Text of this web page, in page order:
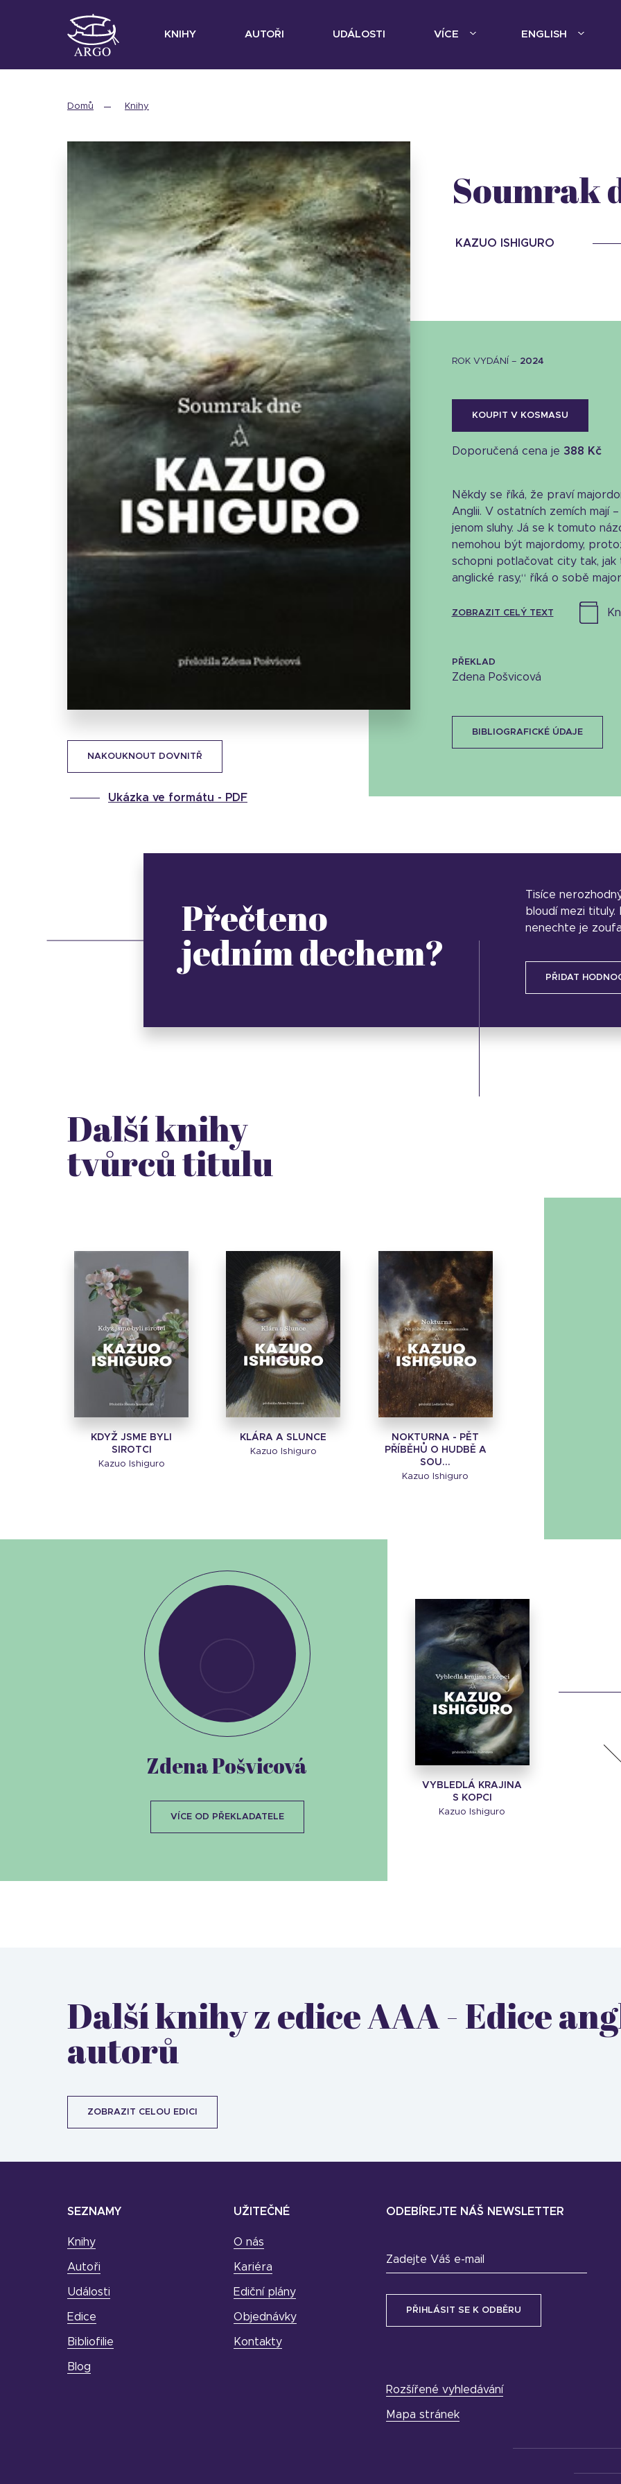
KNIHY AUTOŘI UDÁLOSTI VÍCE ENGLISH
Domů Knihy
Stáhnout obálku
17.68 KB
NAKOUKNOUT DOVNITŘ
Ukázka ve formátu - PDF
Soumrak
KAZUO ISHIGURO
ROK VYDÁNÍ – 2024
KOUPIT V KOSMASU
Doporučená cena je 388 Kč
Někdy se říká, že praví
Anglii. V ostatních zemích mají
jenom sluhy. Já se k tomuto
nemohou být majordomy,
schopni potlačovat city tak, jak
anglické rasy,“ říká o sobě
ZOBRAZIT CELÝ TEXT
PŘEKLAD
Zdena Pošvicová
BIBLIOGRAFICKÉ ÚDAJE
Přečteno
jedním dechem?
Tisíce
bloudí mezi
nenechte je
PŘIDAT
Další knihy
tvůrců titulu
KDYŽ JSME BYLI
SIROTCI
Kazuo Ishiguro
KLÁRA A SLUNCE
Kazuo Ishiguro
NOKTURNA - PĚT
PŘÍBĚHŮ O HUDBĚ A
SOU...
Kazuo Ishiguro
VYBLEDLÁ KRAJINA
S KOPCI
Kazuo Ishiguro
Zdena Pošvicová
VÍCE OD PŘEKLADATELE
Další knihy z edice AAA - Edice
autorů
ZOBRAZIT CELOU EDICI
SEZNAMY
Knihy
Autoři
Události
Edice
Bibliofilie
Blog
UŽITEČNÉ
O nás
Kariéra
Ediční plány
Objednávky
Kontakty
ODEBÍREJTE NÁŠ NEWSLETTER
Zadejte Váš e-mail
Rozšířené vyhledávání
Mapa stránek